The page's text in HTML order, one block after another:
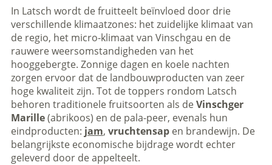
In Latsch wordt de fruitteelt beïnvloed door drie
verschillende klimaatzones: het zuidelijke klimaat van
de regio, het micro-klimaat van Vinschgau en de
rauwere weersomstandigheden van het
hooggebergte. Zonnige dagen en koele nachten
zorgen ervoor dat de landbouwproducten van zeer
hoge kwaliteit zijn. Tot de toppers rondom Latsch
behoren traditionele fruitsoorten als deVinschger
Marille(abrikoos) en de pala-peer, evenals hun
eindproducten: jam, vruchtensap en brandewijn. De
belangrijkste economische bijdrage wordt echter
geleverd door de appelteelt.